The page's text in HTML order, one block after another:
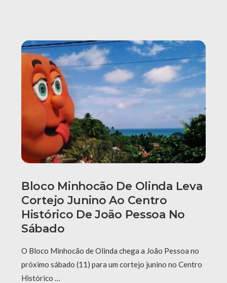
Bloco Minhocão De Olinda Leva
Cortejo Junino Ao Centro
Histórico De João Pessoa No
Sábado
O Bloco Minhocão de Olinda chega a João Pessoa no
próximo sábado (11) para um cortejo junino no Centro
Histórico …